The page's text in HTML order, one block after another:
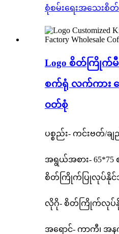
စုံစမ်းရေးအသေးစိတ်
Logo စိတ်ကြိုက်မီ
စက်ရုံ လက်ကား က
၀တ်စုံ
ပစ္စည်း- ကင်းဗတ်/ခ
အရွယ်အစား-
စိတ်ကြိုက်ပြုလုပ်နို
လိုဂို- စိတ်ကြိုက်လုပ်နို
အရောင်- ကာကီ၊ အန